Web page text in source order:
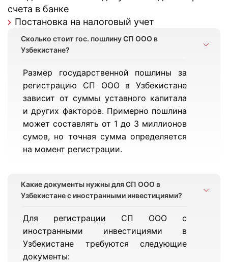
счета в банке
Постановка на налоговый учет
Сколько стоит гос. пошлину СП ООО в
Узбекистане?
Размер государственной пошлины за
регистрацию СП ООО в Узбекистане
зависит от суммы уставного капитала
и других факторов. Примерно пошлина
может составлять от 1 до 3 миллионов
сумов, но точная сумма определяется
на момент регистрации.
Какие документы нужны для СП ООО в
Узбекистане с иностранными инвестициями?
Для регистрации СП ООО с
иностранными инвестициями в
Узбекистане требуются следующие
документы: